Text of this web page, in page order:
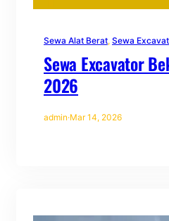
Sewa Alat Berat, Sewa
Sewa Excavator
2026
admin·Mar 14, 2026